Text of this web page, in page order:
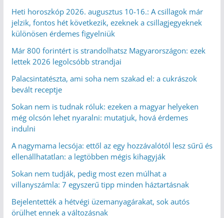
Heti horoszkóp 2026. augusztus 10-16.: A csillagok már
jelzik, fontos hét következik, ezeknek a csillagjegyeknek
különösen érdemes figyelniük
Már 800 forintért is strandolhatsz Magyarországon: ezek
lettek 2026 legolcsóbb strandjai
Palacsintatészta, ami soha nem szakad el: a cukrászok
bevált receptje
Sokan nem is tudnak róluk: ezeken a magyar helyeken
még olcsón lehet nyaralni: mutatjuk, hová érdemes
indulni
A nagymama lecsója: ettől az egy hozzávalótól lesz sűrű és
ellenállhatatlan: a legtöbben mégis kihagyják
Sokan nem tudják, pedig most ezen múlhat a
villanyszámla: 7 egyszerű tipp minden háztartásnak
Bejelentették a hétvégi üzemanyagárakat, sok autós
örülhet ennek a változásnak